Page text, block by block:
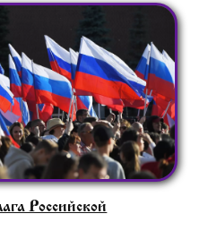
Российской